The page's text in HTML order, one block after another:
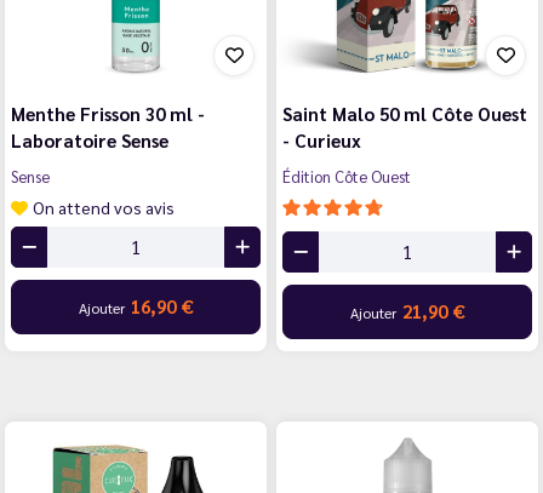
Menthe Frisson 30 ml -
Laboratoire Sense
Sense
On attend vos avis
Ajouter 16,90 €
Saint Malo 50 ml Côte Ouest
- Curieux
Édition Côte Ouest
Ajouter 21,90 €